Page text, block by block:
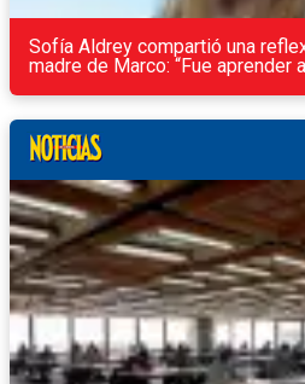
Sofía Aldrey compartió una
madre de Marco: “Fue aprender